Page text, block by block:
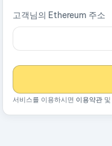
고객님의 Ethereum 주소
서비스를 이용하시면 이용약관 및